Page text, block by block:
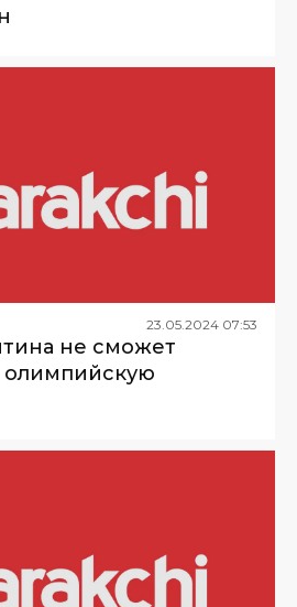
23.05.2024 07:53
не сможет
олимпийскую